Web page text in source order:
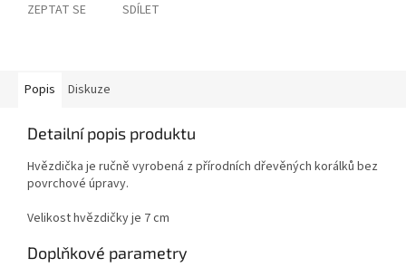
ZEPTAT SE SDÍLET
Popis Diskuze
Detailní popis produktu
Hvězdička je ručně vyrobená z přírodních dřevěných korálků bez
povrchové úpravy.
Velikost hvězdičky je 7 cm
Doplňkové parametry